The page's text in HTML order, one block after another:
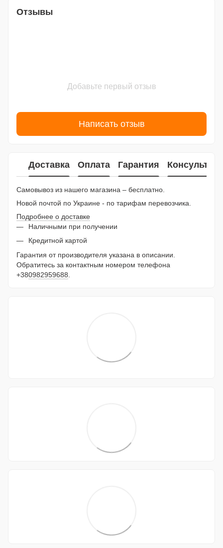
Отзывы
Добавьте первый отзыв
Написать отзыв
Доставка Оплата Гарантия
Самовывоз из нашего магазина – бесплатно.
Новой почтой по Украине - по тарифам перевозчика.
Подробнее о доставке
Наличными при получении
Кредитной картой
Гарантия от производителя указана в описании.
Обратитесь за контактным номером телефона
+380982959688